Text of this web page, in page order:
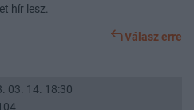
hír lesz.
Válasz erre
03. 14. 18:30